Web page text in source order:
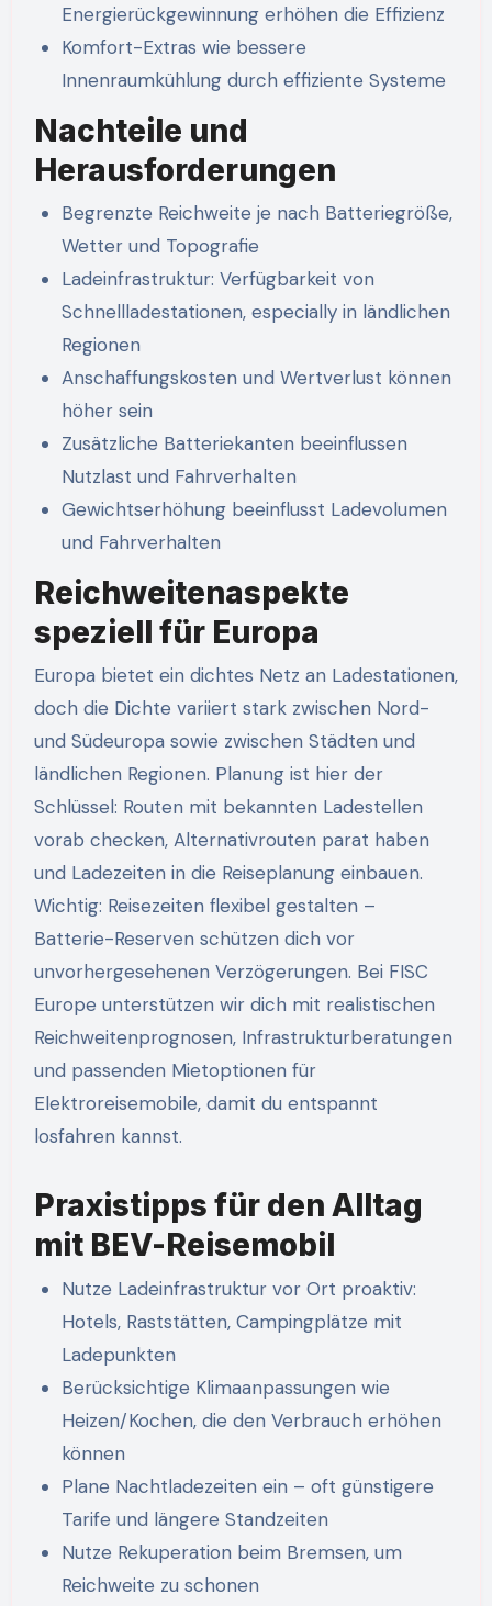
Energierückgewinnung erhöhen die Effizienz
Komfort-Extras wie bessere
Innenraumkühlung durch effiziente Systeme
Nachteile und
Herausforderungen
Begrenzte Reichweite je nach Batteriegröße,
Wetter und Topografie
Ladeinfrastruktur: Verfügbarkeit von
Schnellladestationen, especially in ländlichen
Regionen
Anschaffungskosten und Wertverlust können
höher sein
Zusätzliche Batteriekanten beeinflussen
Nutzlast und Fahrverhalten
Gewichtserhöhung beeinflusst Ladevolumen
und Fahrverhalten
Reichweitenaspekte
speziell für Europa
Europa bietet ein dichtes Netz an Ladestationen,
doch die Dichte variiert stark zwischen Nord-
und Südeuropa sowie zwischen Städten und
ländlichen Regionen. Planung ist hier der
Schlüssel: Routen mit bekannten Ladestellen
vorab checken, Alternativrouten parat haben
und Ladezeiten in die Reiseplanung einbauen.
Wichtig: Reisezeiten flexibel gestalten –
Batterie-Reserven schützen dich vor
unvorhergesehenen Verzögerungen. Bei FISC
Europe unterstützen wir dich mit realistischen
Reichweitenprognosen, Infrastrukturberatungen
und passenden Mietoptionen für
Elektroreisemobile, damit du entspannt
losfahren kannst.
Praxistipps für den Alltag
mit BEV-Reisemobil
Nutze Ladeinfrastruktur vor Ort proaktiv:
Hotels, Raststätten, Campingplätze mit
Ladepunkten
Berücksichtige Klimaanpassungen wie
Heizen/Kochen, die den Verbrauch erhöhen
können
Plane Nachtladezeiten ein – oft günstigere
Tarife und längere Standzeiten
Nutze Rekuperation beim Bremsen, um
Reichweite zu schonen